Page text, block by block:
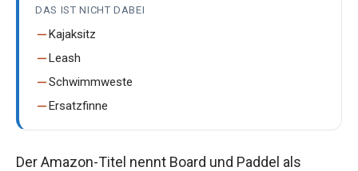
DAS IST NICHT DABEI
Kajaksitz
Leash
Schwimmweste
Ersatzfinne
Der Amazon-Titel nennt Board und Paddel als